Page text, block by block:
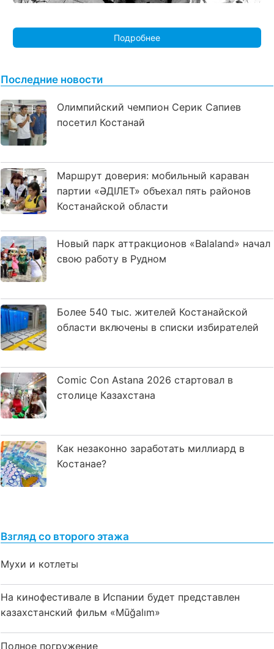
Подробнее
Последние новости
Олимпийский чемпион Серик Сапиев
посетил Костанай
Маршрут доверия: мобильный караван
партии «ӘДІЛЕТ» объехал пять районов
Костанайской области
Новый парк аттракционов «Balaland» начал
свою работу в Рудном
Более 540 тыс. жителей Костанайской
области включены в списки избирателей
Comic Con Astana 2026 стартовал в
столице Казахстана
Как незаконно заработать миллиард в
Костанае?
Взгляд со второго этажа
Мухи и котлеты
На кинофестивале в Испании будет представлен
казахстанский фильм «Mūğalım»
Полное погружение